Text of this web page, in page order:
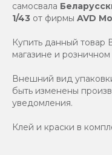
самосвала
1/43 от фирмы AVD
Купить данный
магазине и
Внешний вид
быть изменены
уведомления.
Клей и краски в